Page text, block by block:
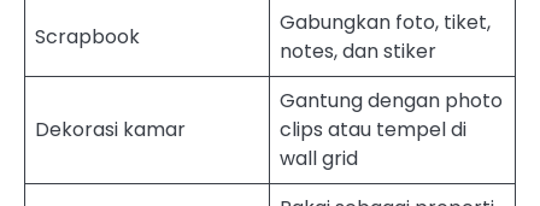
Scrapbook
Gabungkan foto, tiket,
notes, dan stiker
Dekorasi kamar
Gantung dengan photo
clips atau tempel di
wall grid